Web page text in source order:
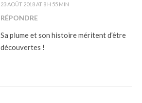
23 AOÛT 2018 AT 8 H 55 MIN
RÉPONDRE
Sa plume et son histoire méritent d’être
découvertes !